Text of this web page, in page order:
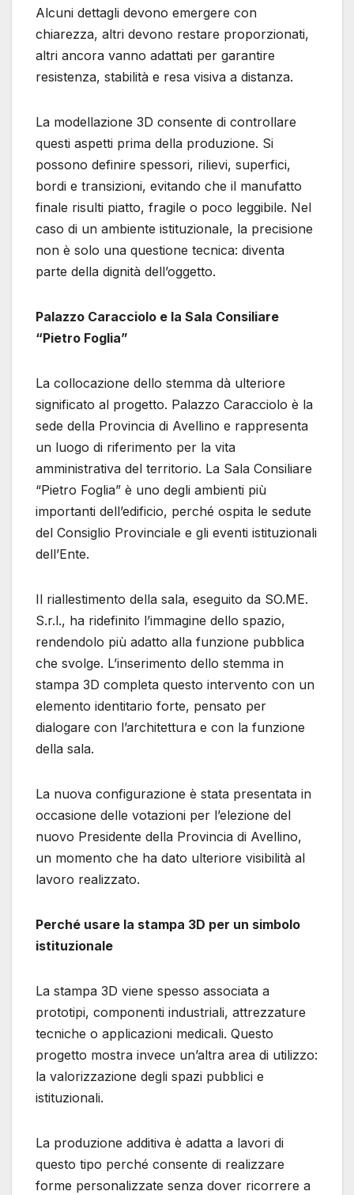
Alcuni dettagli devono emergere con
chiarezza, altri devono restare proporzionati,
altri ancora vanno adattati per garantire
resistenza, stabilità e resa visiva a distanza.
La modellazione 3D consente di controllare
questi aspetti prima della produzione. Si
possono definire spessori, rilievi, superfici,
bordi e transizioni, evitando che il manufatto
finale risulti piatto, fragile o poco leggibile. Nel
caso di un ambiente istituzionale, la precisione
non è solo una questione tecnica: diventa
parte della dignità dell’oggetto.
Palazzo Caracciolo e la Sala Consiliare
“Pietro Foglia”
La collocazione dello stemma dà ulteriore
significato al progetto. Palazzo Caracciolo è la
sede della Provincia di Avellino e rappresenta
un luogo di riferimento per la vita
amministrativa del territorio. La Sala Consiliare
“Pietro Foglia” è uno degli ambienti più
importanti dell’edificio, perché ospita le sedute
del Consiglio Provinciale e gli eventi istituzionali
dell’Ente.
Il riallestimento della sala, eseguito da SO.ME.
S.r.l., ha ridefinito l’immagine dello spazio,
rendendolo più adatto alla funzione pubblica
che svolge. L’inserimento dello stemma in
stampa 3D completa questo intervento con un
elemento identitario forte, pensato per
dialogare con l’architettura e con la funzione
della sala.
La nuova configurazione è stata presentata in
occasione delle votazioni per l’elezione del
nuovo Presidente della Provincia di Avellino,
un momento che ha dato ulteriore visibilità al
lavoro realizzato.
Perché usare la stampa 3D per un simbolo
istituzionale
La stampa 3D viene spesso associata a
prototipi, componenti industriali, attrezzature
tecniche o applicazioni medicali. Questo
progetto mostra invece un’altra area di utilizzo:
la valorizzazione degli spazi pubblici e
istituzionali.
La produzione additiva è adatta a lavori di
questo tipo perché consente di realizzare
forme personalizzate senza dover ricorrere a